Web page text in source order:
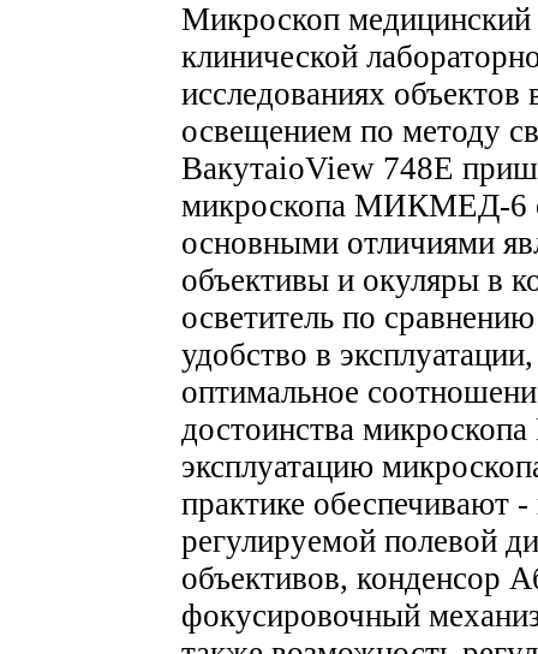
Микроскоп
клинической
исследованиях
освещением по методу
BакутаioView 748E
микроскопа МИКМЕД-6
основными отличиями
объективы и окуляры в
осветитель по
удобство в
оптимальное
достоинства
эксплуатацию
практике обеспечивают
регулируемой полевой
объективов, конденсор
фокусировочный